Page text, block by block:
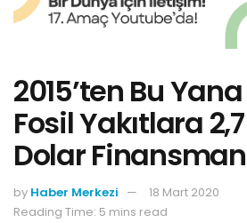
2015’ten Bu
Fosil Yakıtlara
Dolar
by Haber Merkezi
18 Mart 2020
Reading Time: 5 mins read